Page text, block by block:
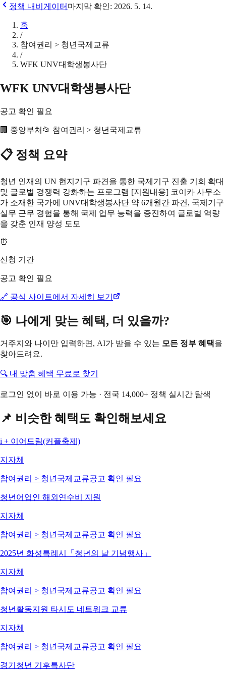
정책 내비게이터 마지막 확인: 2026. 5. 14.
홈
/
참여권리 > 청년국제교류
/
WFK UNV대학생봉사단
WFK UNV대학생봉사단
공고 확인 필요
🏢 중앙부처 📂 참여권리 > 청년국제교류
📋 정책 요약
청년 인재의 UN 현지기구 파견을 통한 국제기구 진출 기회 확대
및 글로벌 경쟁력 강화하는 프로그램 [지원내용] 코이카 사무소
가 소재한 국가에 UNV대학생봉사단 약 6개월간 파견, 국제기구
실무 근무 경험을 통해 국제 업무 능력을 증진하여 글로벌 역량
을 갖춘 인재 양성 도모
⏰
신청 기간
공고 확인 필요
🔗 공식 사이트에서 자세히 보기
🎯 나에게 맞는 혜택, 더 있을까?
거주지와 나이만 입력하면, AI가 받을 수 있는 모든 정부 혜택을
찾아드려요.
🔍 내 맞춤 혜택 무료로 찾기
로그인 없이 바로 이용 가능 · 전국 14,000+ 정책 실시간 탐색
📌 비슷한 혜택도 확인해보세요
i + 이어드림(커플축제)
지자체
참여권리 > 청년국제교류공고 확인 필요
청년어업인 해외연수비 지원
지자체
참여권리 > 청년국제교류공고 확인 필요
2025년 화성특례시「청년의 날 기념행사」
지자체
참여권리 > 청년국제교류공고 확인 필요
청년활동지원 타시도 네트워크 교류
지자체
참여권리 > 청년국제교류공고 확인 필요
경기청년 기후특사단